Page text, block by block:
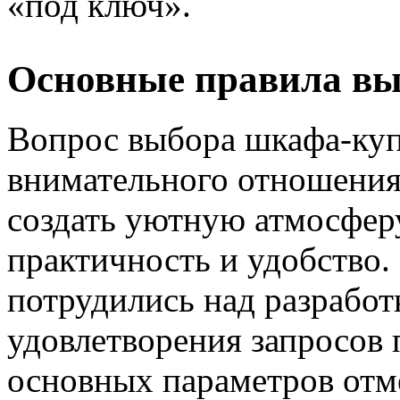
Основные правила
Вопрос выбора шкафа-
внимательного
создать уютную
практичность и
потрудились над
удовлетворения
основных параметров